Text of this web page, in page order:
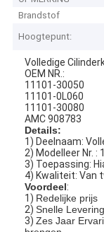
Brandstof
Hoogtepunt:
Volledige
OEM NR.:
11101-30050
11101-0L060
11101-30080
AMC 908783
Details:
1) Deelnaam:
2) Modelleer Nr. :
3) Toepassing:
4) Kwaliteit: Van
Voordeel:
1) Redelijke prijs
2)Snelle Levering
3)Zes Jaar